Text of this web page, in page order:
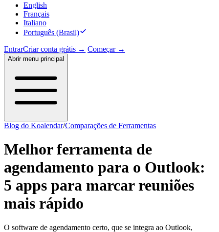
English
Français
Italiano
Português (Brasil)
EntrarCriar conta grátis → Começar →
Abrir menu principal
Blog do Koalendar/Comparações de Ferramentas
Melhor ferramenta de
agendamento para o Outlook:
5 apps para marcar reuniões
mais rápido
O software de agendamento certo, que se integra ao Outlook,